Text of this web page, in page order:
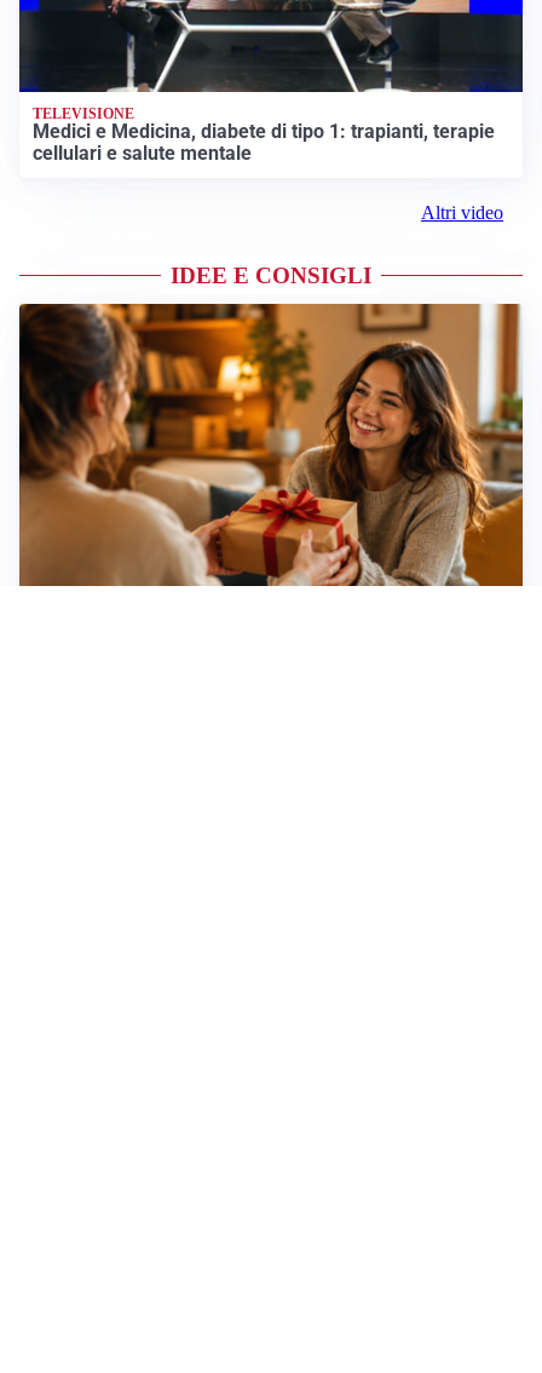
TELEVISIONE
Medici e Medicina, diabete di tipo 1: trapianti, terapie
cellulari e salute mentale
Altri video
IDEE E CONSIGLI